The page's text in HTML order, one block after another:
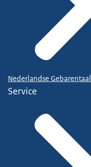
Nederlandse Gebarentaal
Service